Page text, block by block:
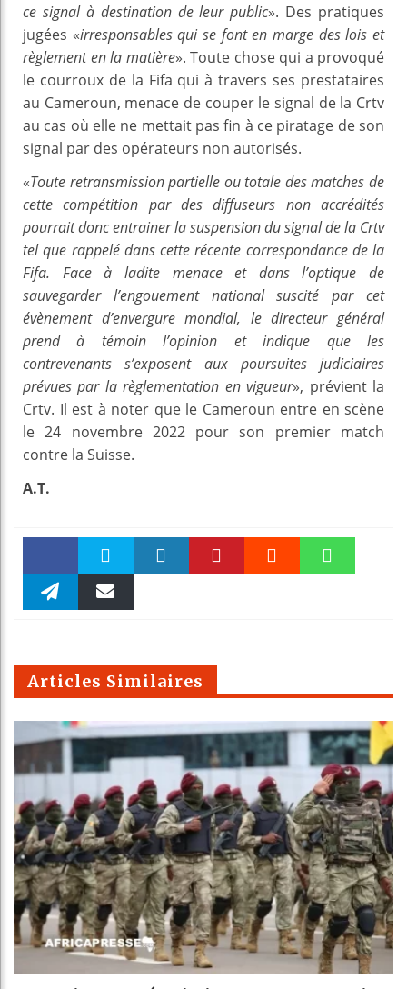
ce signal à destination de leur public». Des pratiques
jugées «irresponsables qui se font en marge des lois et
règlement en la matière». Toute chose qui a provoqué
le courroux de la Fifa qui à travers ses prestataires
au Cameroun, menace de couper le signal de la Crtv
au cas où elle ne mettait pas fin à ce piratage de son
signal par des opérateurs non autorisés.
«Toute retransmission partielle ou totale des matches de
cette compétition par des diffuseurs non accrédités
pourrait donc entrainer la suspension du signal de la Crtv
tel que rappelé dans cette récente correspondance de la
Fifa. Face à ladite menace et dans l’optique de
sauvegarder l’engouement national suscité par cet
évènement d’envergure mondial, le directeur général
prend à témoin l’opinion et indique que les
contrevenants s’exposent aux poursuites judiciaires
prévues par la règlementation en vigueur», prévient la
Crtv. Il est à noter que le Cameroun entre en scène
le 24 novembre 2022 pour son premier match
contre la Suisse.
A.T.
Faceboo Twitter
m
Articles Similaires